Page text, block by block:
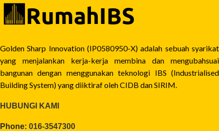
Golden Sharp Innovation (IP0580950-X) adalah sebuah syarikat
yang menjalankan kerja-kerja membina dan mengubahsuai
bangunan dengan menggunakan teknologi IBS (Industrialised
Building System) yang diiktiraf oleh CIDB dan SIRIM.
HUBUNGI KAMI
Phone: 016-3547300